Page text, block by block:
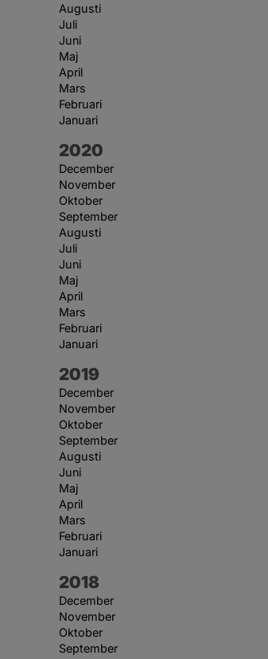
Augusti
Juli
Juni
Maj
April
Mars
Februari
Januari
År:
2020
December
November
Oktober
September
Augusti
Juli
Juni
Maj
April
Mars
Februari
Januari
År:
2019
December
November
Oktober
September
Augusti
Juni
Maj
April
Mars
Februari
Januari
År:
2018
December
November
Oktober
September